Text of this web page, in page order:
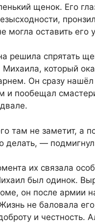
щенок. Его
могла оставить его
решила спрятать
Михаила, который
Он сразу
и пообещал
там не заметит, а
делать, —
их связала
был одинок.
он после армии
не баловала
и честность.